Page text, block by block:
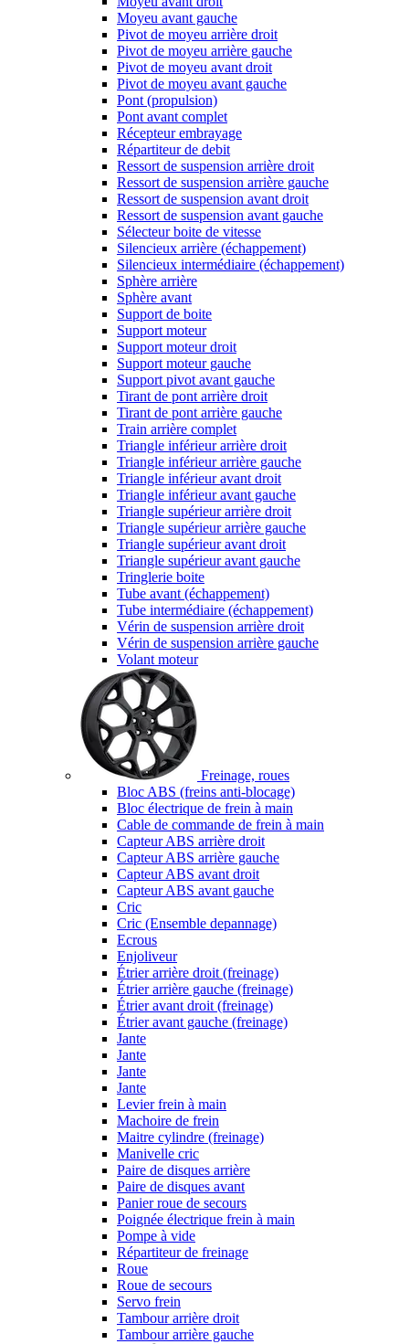
Moyeu avant gauche
Pivot de moyeu arrière droit
Pivot de moyeu arrière gauche
Pivot de moyeu avant droit
Pivot de moyeu avant gauche
Pont (propulsion)
Pont avant complet
Récepteur embrayage
Répartiteur de debit
Ressort de suspension arrière droit
Ressort de suspension arrière gauche
Ressort de suspension avant droit
Ressort de suspension avant gauche
Sélecteur boite de vitesse
Silencieux arrière (échappement)
Silencieux intermédiaire (échappement)
Sphère arrière
Sphère avant
Support de boite
Support moteur
Support moteur droit
Support moteur gauche
Support pivot avant gauche
Tirant de pont arrière droit
Tirant de pont arrière gauche
Train arrière complet
Triangle inférieur arrière droit
Triangle inférieur arrière gauche
Triangle inférieur avant droit
Triangle inférieur avant gauche
Triangle supérieur arrière droit
Triangle supérieur arrière gauche
Triangle supérieur avant droit
Triangle supérieur avant gauche
Tringlerie boite
Tube avant (échappement)
Tube intermédiaire (échappement)
Vérin de suspension arrière droit
Vérin de suspension arrière gauche
Volant moteur
Freinage, roues
Bloc ABS (freins anti-blocage)
Bloc électrique de frein à main
Cable de commande de frein à main
Capteur ABS arrière droit
Capteur ABS arrière gauche
Capteur ABS avant droit
Capteur ABS avant gauche
Cric
Cric (Ensemble depannage)
Ecrous
Enjoliveur
Étrier arrière droit (freinage)
Étrier arrière gauche (freinage)
Étrier avant droit (freinage)
Étrier avant gauche (freinage)
Jante
Jante
Jante
Jante
Levier frein à main
Machoire de frein
Maitre cylindre (freinage)
Manivelle cric
Paire de disques arrière
Paire de disques avant
Panier roue de secours
Poignée électrique frein à main
Pompe à vide
Répartiteur de freinage
Roue
Roue de secours
Servo frein
Tambour arrière droit
Tambour arrière gauche